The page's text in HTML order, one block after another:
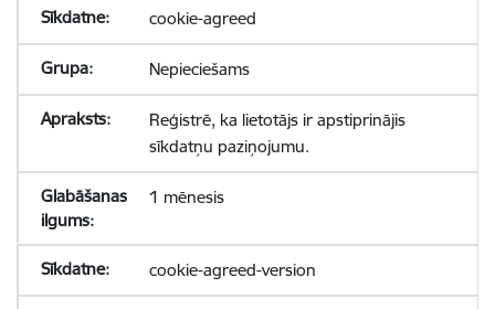
cookie-agreed
Nepieciešams
Reģistrē, ka lietotājs ir apstiprinājis
sīkdatņu paziņojumu.
1 mēnesis
cookie-agreed-version